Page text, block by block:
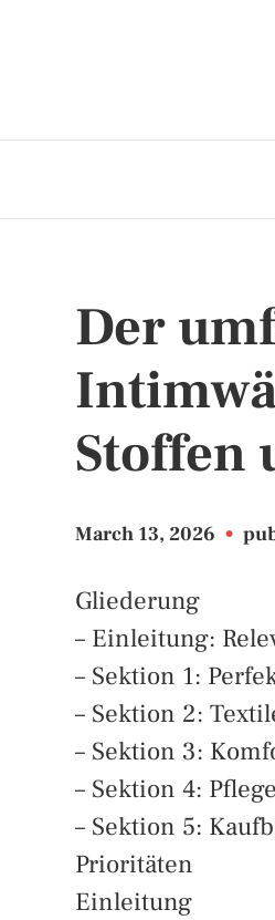
Der
Stoffen
March 13, 2026 •
Gliederung
– Einleitung:
– Sektion 1:
– Sektion 2:
– Sektion 3:
– Sektion 4:
– Sektion 5:
Prioritäten
Einleitung